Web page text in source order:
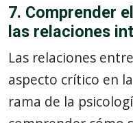
7. Comprender
las relaciones
Las relaciones
aspecto crítico en
rama de la